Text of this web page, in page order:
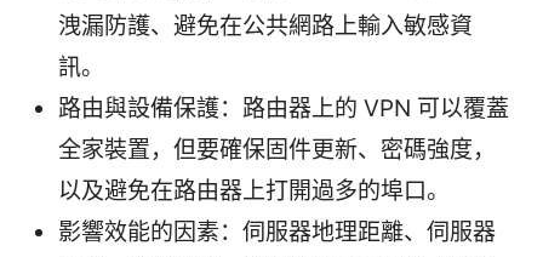
洩漏防護、避免在公共網路上輸入敏感資
訊。
路由與設備保護：路由器上的 VPN 可以覆蓋
全家裝置，但要確保固件更新、密碼強度，
以及避免在路由器上打開過多的埠口。
影響效能的因素：伺服器地理距離、伺服器